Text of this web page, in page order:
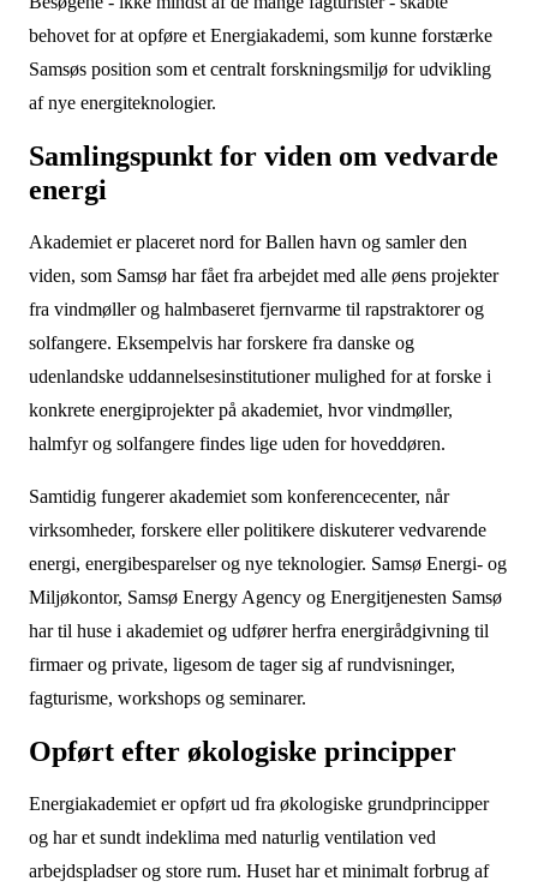
behovet for at opføre et Energiakademi, som kunne forstærke
Samsøs position som et centralt forskningsmiljø for udvikling
af nye energiteknologier.
Samlingspunkt for viden om vedvarde
energi
Akademiet er placeret nord for Ballen havn og samler den
viden, som Samsø har fået fra arbejdet med alle øens projekter
fra vindmøller og halmbaseret fjernvarme til rapstraktorer og
solfangere. Eksempelvis har forskere fra danske og
udenlandske uddannelsesinstitutioner mulighed for at forske i
konkrete energiprojekter på akademiet, hvor vindmøller,
halmfyr og solfangere findes lige uden for hoveddøren.
Samtidig fungerer akademiet som konferencecenter, når
virksomheder, forskere eller politikere diskuterer vedvarende
energi, energibesparelser og nye teknologier. Samsø Energi- og
Miljøkontor, Samsø Energy Agency og Energitjenesten Samsø
har til huse i akademiet og udfører herfra energirådgivning til
firmaer og private, ligesom de tager sig af rundvisninger,
fagturisme, workshops og seminarer.
Opført efter økologiske principper
Energiakademiet er opført ud fra økologiske grundprincipper
og har et sundt indeklima med naturlig ventilation ved
arbejdspladser og store rum. Huset har et minimalt forbrug af